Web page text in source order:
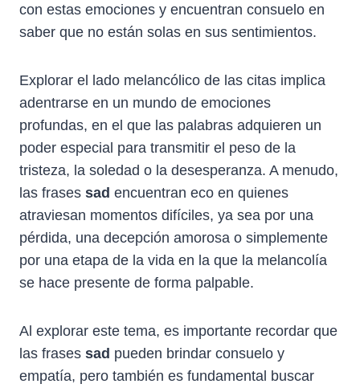
con estas emociones y encuentran consuelo en
saber que no están solas en sus sentimientos.
Explorar el lado melancólico de las citas implica
adentrarse en un mundo de emociones
profundas, en el que las palabras adquieren un
poder especial para transmitir el peso de la
tristeza, la soledad o la desesperanza. A menudo,
las frases sad encuentran eco en quienes
atraviesan momentos difíciles, ya sea por una
pérdida, una decepción amorosa o simplemente
por una etapa de la vida en la que la melancolía
se hace presente de forma palpable.
Al explorar este tema, es importante recordar que
las frases sad pueden brindar consuelo y
empatía, pero también es fundamental buscar